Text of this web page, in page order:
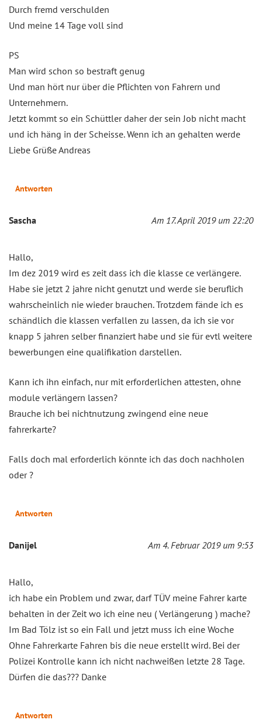
Durch fremd verschulden
Und meine 14 Tage voll sind
PS
Man wird schon so bestraft genug
Und man hört nur über die Pflichten von Fahrern und
Unternehmern.
Jetzt kommt so ein Schüttler daher der sein Job nicht macht
und ich häng in der Scheisse. Wenn ich an gehalten werde
Liebe Grüße Andreas
Antworten
Sascha Am 17. April 2019 um 22:20
Hallo,
Im dez 2019 wird es zeit dass ich die klasse ce verlängere.
Habe sie jetzt 2 jahre nicht genutzt und werde sie beruflich
wahrscheinlich nie wieder brauchen. Trotzdem fände ich es
schändlich die klassen verfallen zu lassen, da ich sie vor
knapp 5 jahren selber finanziert habe und sie für evtl weitere
bewerbungen eine qualifikation darstellen.
Kann ich ihn einfach, nur mit erforderlichen attesten, ohne
module verlängern lassen?
Brauche ich bei nichtnutzung zwingend eine neue
fahrerkarte?
Falls doch mal erforderlich könnte ich das doch nachholen
oder ?
Antworten
Danijel Am 4. Februar 2019 um 9:53
Hallo,
ich habe ein Problem und zwar, darf TÜV meine Fahrer karte
behalten in der Zeit wo ich eine neu ( Verlängerung ) mache?
Im Bad Tölz ist so ein Fall und jetzt muss ich eine Woche
Ohne Fahrerkarte Fahren bis die neue erstellt wird. Bei der
Polizei Kontrolle kann ich nicht nachweißen letzte 28 Tage.
Dürfen die das??? Danke
Antworten